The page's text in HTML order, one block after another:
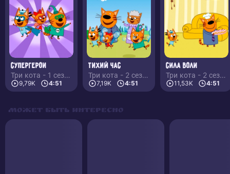
Супергерои
Три кота - 1 сезон
9,79K 4:51
Тихий час
Три кота - 2 сезон
7,19K 4:51
Сила воли
Три кота - 2 сезон
11,53K 4:51
Может быть интересно